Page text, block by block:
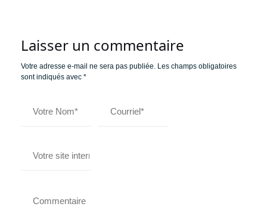
Laisser un commentaire
Votre adresse e-mail ne sera pas publiée. Les champs obligatoires
sont indiqués avec *